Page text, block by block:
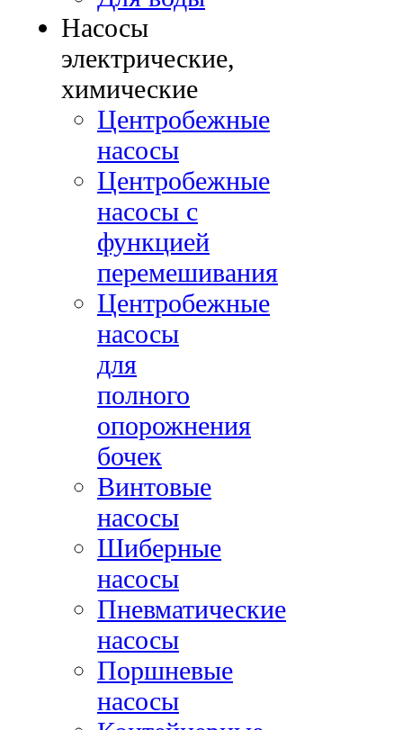
Насосы
электрические,
химические
Центробежные
насосы
Центробежные
насосы с
функцией
перемешивания
Центробежные
насосы
для
полного
опорожнения
бочек
Винтовые
насосы
Шиберные
насосы
Пневматические
насосы
Поршневые
насосы